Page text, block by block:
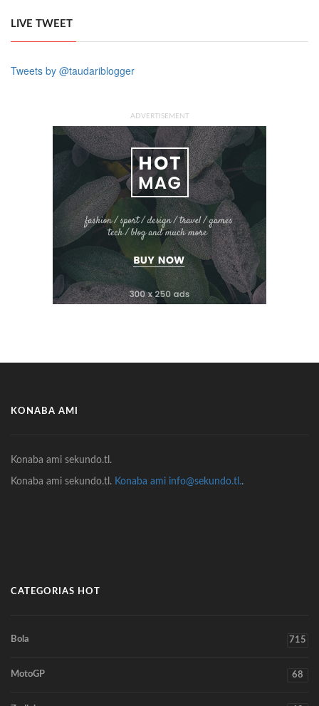
LIVE TWEET
Tweets by @taudariblogger
ADVERTISEMENT
KONABA AMI
Konaba ami sekundo.tl.
Konaba ami sekundo.tl. Konaba ami info@sekundo.tl..
CATEGORIAS HOT
Bola 715
MotoGP 68